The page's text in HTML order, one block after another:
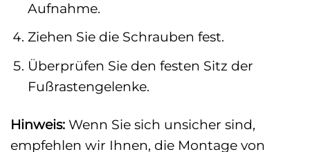
Aufnahme.
Ziehen Sie die Schrauben fest.
Überprüfen Sie den festen Sitz der
Fußrastengelenke.
Hinweis: Wenn Sie sich unsicher sind,
empfehlen wir Ihnen, die Montage von